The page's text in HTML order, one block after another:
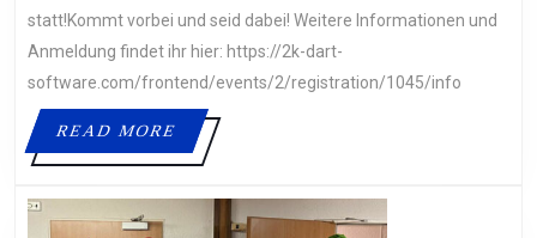
statt!Kommt vorbei und seid dabei! Weitere Informationen und
Anmeldung findet ihr hier: https://2k-dart-
software.com/frontend/events/2/registration/1045/info
READ MOREREAD
MORE